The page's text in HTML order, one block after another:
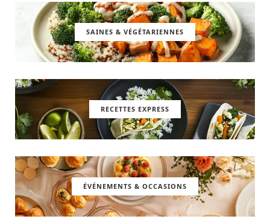
SAINES & VÉGÉTARIENNES
RECETTES EXPRESS
ÉVÉNEMENTS & OCCASIONS